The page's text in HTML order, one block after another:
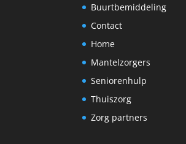
Buurtbemiddeling
Contact
Home
Mantelzorgers
Seniorenhulp
Thuiszorg
Zorg partners